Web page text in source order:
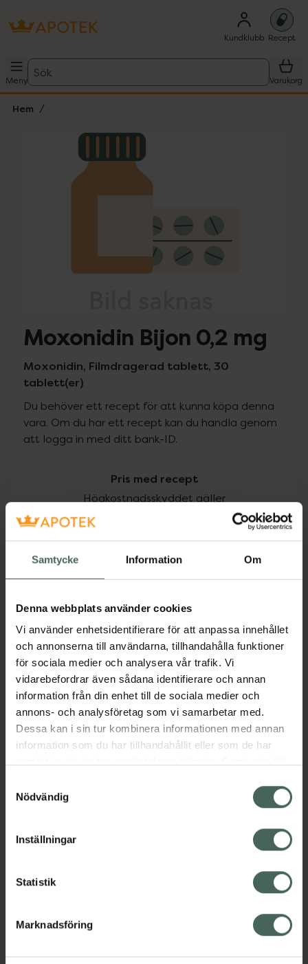
Samtycke Information Om
Denna webbplats använder cookies
Vi använder enhetsidentifierare för att anpassa innehållet
och annonserna till användarna, tillhandahålla funktioner
för sociala medier och analysera vår trafik. Vi
vidarebefordrar även sådana identifierare och annan
information från din enhet till de sociala medier och
annons- och analysföretag som vi samarbetar med.
Dessa kan i sin tur kombinera informationen med annan
information som du har tillhandahållit eller som de har
återkalla ditt samtycke via webbplatsens
cookieinställningar. Ett återkallat samtycke påverkar inte
lagligheten av behandling som skett innan återkallelsen.
Nödvändig
Inställningar
Statistik
Marknadsföring
Kundklubb Recept
Meny
Sök
Varukorg
Hem
Lista: . Innehåller 1 objekt.
Moxonidin Bijon 0,2 mg
Moxonidin, Filmdragerad tablett, 30
tablett(er)
Du behöver ett recept för att kunna köpa denna
vara. Om du har ett recept kan du handla genom
att logga in med ditt bank-ID.
Pris med recept
Högkostnadsskyddet gäller
117,97 kr
I apotek:117,97 kr
Aktuella erbjudanden
Beskrivning Dölj
EAN:04779050102168
Kronans Apotek finns här för dig. Du hittar oss från Skåne i
syd till Lappland i norr, och online i mobilen och på
hjälpa just dig att må lite bättre. Välkommen att prata
Kundservice